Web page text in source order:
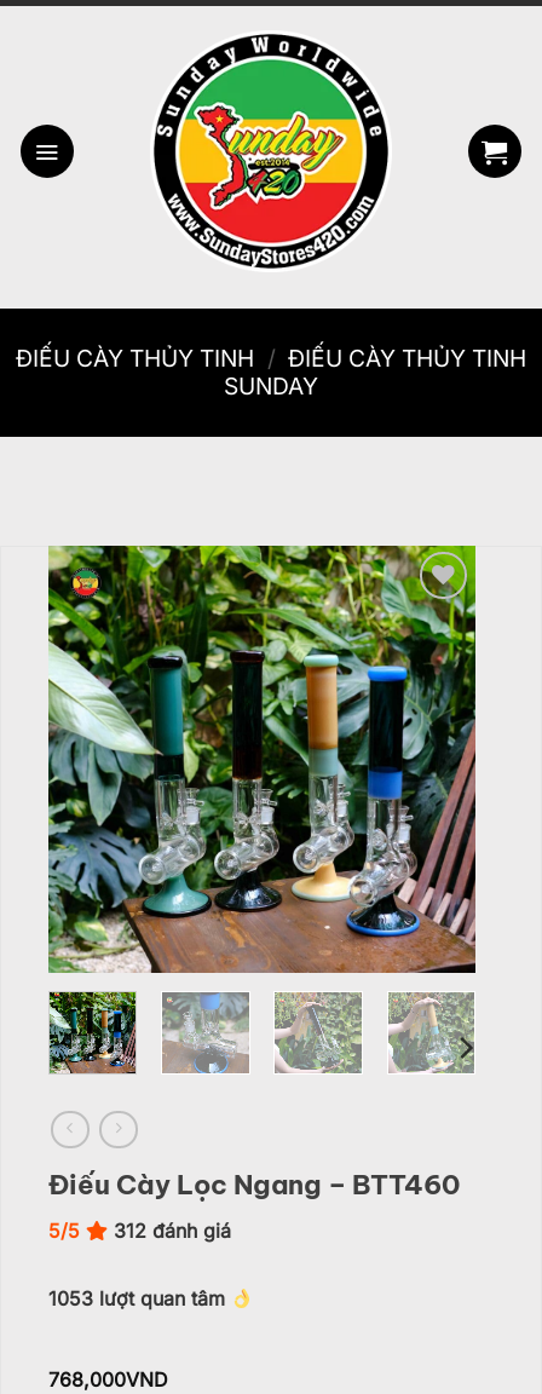
Bỏ
ĐIẾU CÀY THỦY TINH / ĐIẾU CÀY THỦY TINH
SUNDAY
Add to
wishlist
Điếu Cày Lọc Ngang – BTT460
5/5 312 đánh giá
1053 lượt quan tâm
768,000VND